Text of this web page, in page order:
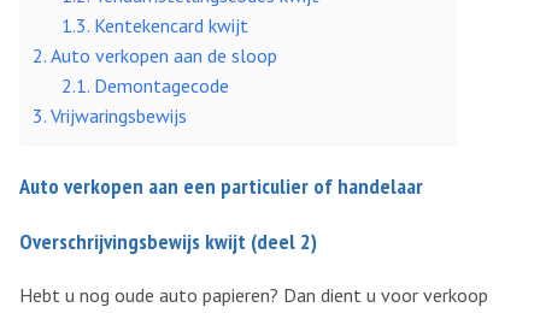
Kentekencard kwijt
Auto verkopen aan de sloop
Demontagecode
Vrijwaringsbewijs
Auto verkopen aan een particulier of handelaar
Overschrijvingsbewijs kwijt (deel 2)
Hebt u nog oude auto papieren? Dan dient u voor verkoop